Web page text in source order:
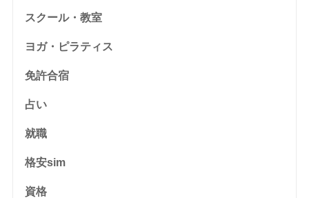
スクール・教室
ヨガ・ピラティス
免許合宿
占い
就職
格安sim
資格